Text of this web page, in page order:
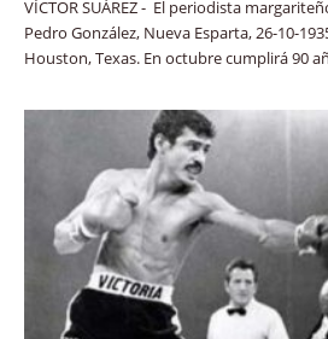
VÍCTOR SUÁREZ - El periodista
Pedro González, Nueva Esparta, 26-10-
Houston, Texas. En octubre cumplirá 90